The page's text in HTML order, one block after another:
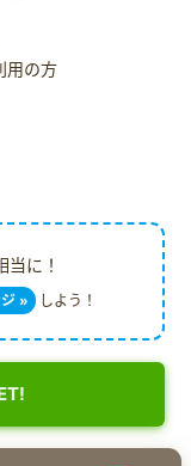
用の方
当に！
» しよう！